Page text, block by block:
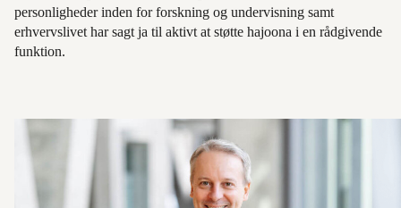
personligheder inden for forskning og undervisning samt
erhvervslivet har sagt ja til aktivt at støtte hajoona i en rådgivende
funktion.